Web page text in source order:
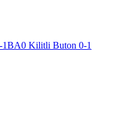
1BA0 Kilitli Buton 0-1